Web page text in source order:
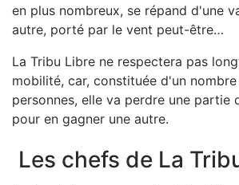
en plus nombreux, se répand d'une
autre, porté par le vent peut-être…
La Tribu Libre ne respectera pas
mobilité, car, constituée d'un
personnes, elle va perdre une partie
pour en gagner une autre.
Les chefs de La